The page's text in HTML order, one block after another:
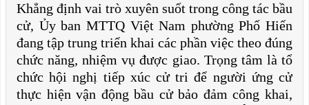
Khẳng định vai trò xuyên suốt trong công tác bầu
cử, Ủy ban MTTQ Việt Nam phường Phố Hiến
đang tập trung triển khai các phần việc theo đúng
chức năng, nhiệm vụ được giao. Trọng tâm là tổ
chức hội nghị tiếp xúc cử tri để người ứng cử
thực hiện vận động bầu cử bảo đảm công khai,